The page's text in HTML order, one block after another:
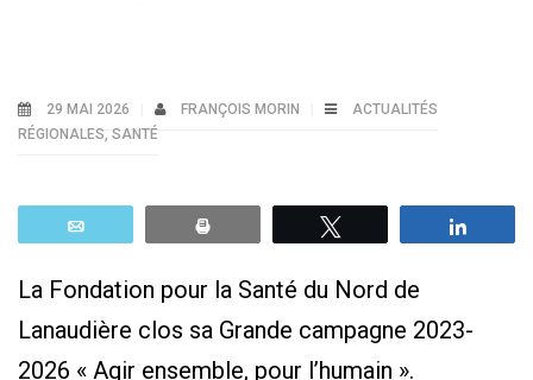
29 MAI 2026 FRANÇOIS MORIN
ACTUALITÉS
RÉGIONALES, SANTÉ
La Fondation pour la Santé du Nord de
Lanaudière clos sa Grande campagne 2023-
2026 « Agir ensemble, pour l’humain ».